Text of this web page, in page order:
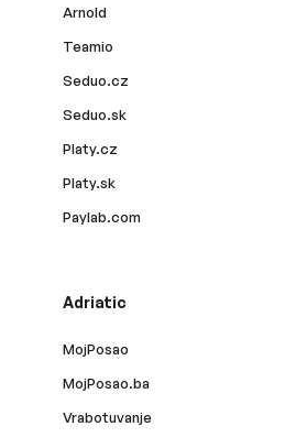
Arnold
Teamio
Seduo.cz
Seduo.sk
Platy.cz
Platy.sk
Paylab.com
Adriatic
MojPosao
MojPosao.ba
Vrabotuvanje